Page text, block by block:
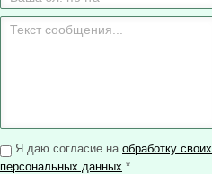
Я даю согласие на обработку своих
персональных данных *